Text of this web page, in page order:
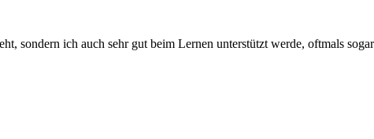
sondern ich auch sehr gut beim Lernen unterstützt werde, oftmals